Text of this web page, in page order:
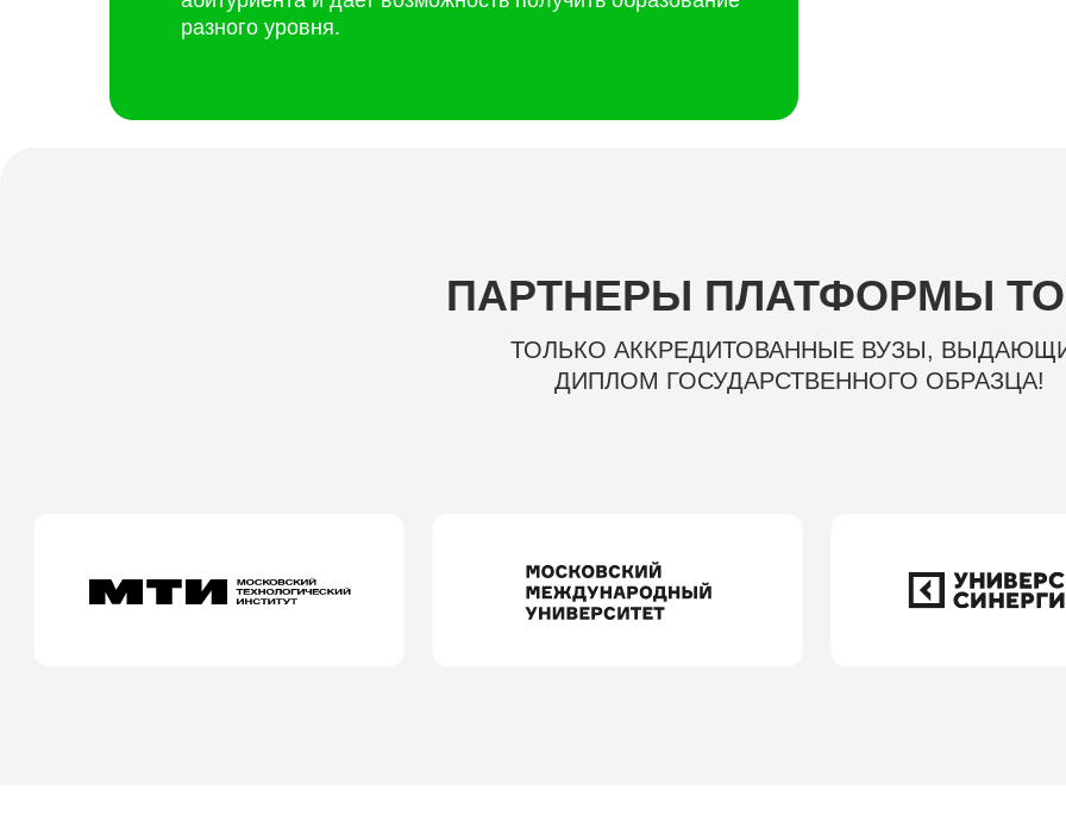
разного уровня.
ПАРТНЕРЫ ПЛАТФОРМЫ
ТОЛЬКО АККРЕДИТОВАННЫЕ ВУЗЫ,
ДИПЛОМ ГОСУДАРСТВЕННОГО ОБРАЗЦА!